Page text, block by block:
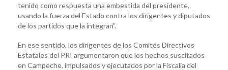
tenido como respuesta una embestida del presidente,
usando la fuerza del Estado contra los dirigentes y diputados
de los partidos que la integran”.
En ese sentido, los dirigentes de los Comités Directivos
Estatales del PRI argumentaron que los hechos suscitados
en Campeche, impulsados y ejecutados por la Fiscalía del